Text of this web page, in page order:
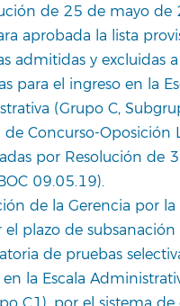
de 25 de mayo
aprobada la lista
admitidas y excluidas
para el ingreso en la
(Grupo C,
de Concurso-Oposición
por Resolución de
09.05.19).
de la Gerencia por
el plazo de subsanación
de pruebas
la Escala